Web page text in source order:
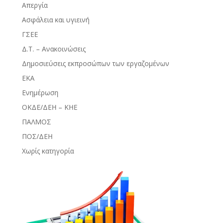
Απεργία
Ασφάλεια και υγιεινή
ΓΣΕΕ
Δ.Τ. – Ανακοινώσεις
Δημοσιεύσεις εκπροσώπων των εργαζομένων
ΕΚΑ
Ενημέρωση
ΟΚΔΕ/ΔΕΗ – ΚΗΕ
ΠΑΛΜΟΣ
ΠΟΣ/ΔΕΗ
Χωρίς κατηγορία